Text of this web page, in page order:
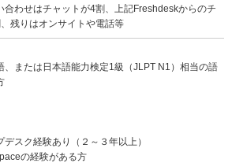
合わせはチャットが4割、上記Freshdeskからのチ
残りはオンサイトや電話等
、または日本語能力検定1級（JLPT N1）相当の語
デスク経験あり（２～３年以上）
の経験がある方